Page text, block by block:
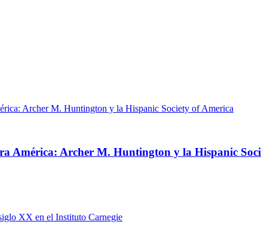
América: Archer M. Huntington y la Hispanic